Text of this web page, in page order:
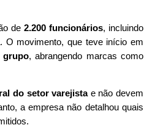
de 2.200 funcionários, incluindo
O movimento, que teve início em
grupo, abrangendo marcas como
do setor varejistae não devem
a empresa não detalhou quais